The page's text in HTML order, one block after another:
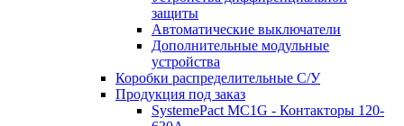
защиты
Автоматические выключатели
Дополнительные модульные
устройства
Коробки распределительные C/У
Продукция под заказ
SystemePact MC1G - Контакторы 120-